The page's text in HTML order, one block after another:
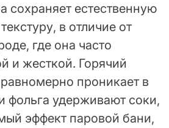
сохраняет естественную
в отличие от
где она часто
и жесткой. Горячий
проникает в
фольга удерживают соки,
эффект паровой бани,